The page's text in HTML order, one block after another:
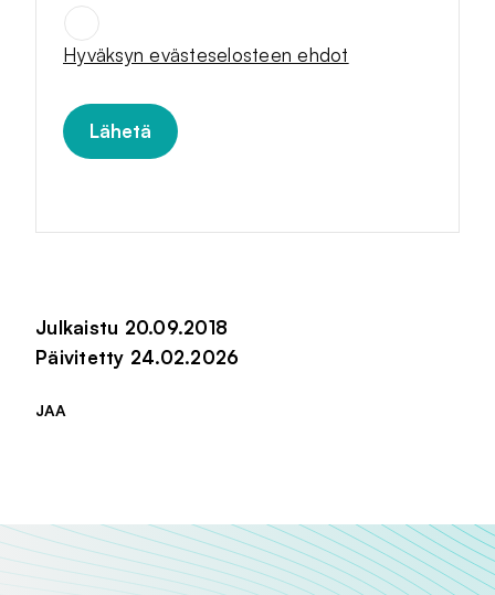
SUOSTUMUKSET
Hyväksyn evästeselosteen ehdot
Julkaistu 20.09.2018
Päivitetty 24.02.2026
JAA